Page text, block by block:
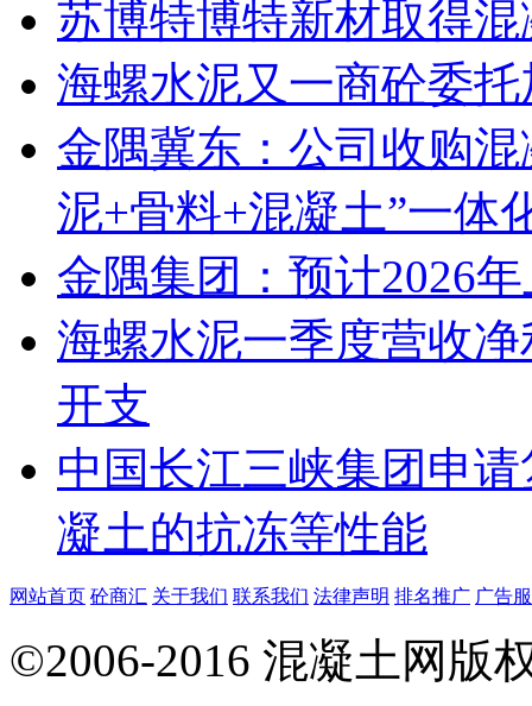
苏博特博特新材取得
海螺水泥又一商砼委
金隅冀东：公司收购
泥+骨料+混凝土”一体
金隅集团：预计2026
海螺水泥一季度营收
开支
中国长江三峡集团申
凝土的抗冻等性能
网站首页 砼商汇 关于我们 联系我们 法律声明 排名推广 广告
©2006-2016 混凝土网版